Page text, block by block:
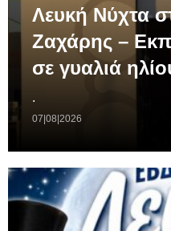
Λευκή Νύχτα
Ζαχάρης –
σε γυαλιά
.
07|08|2026